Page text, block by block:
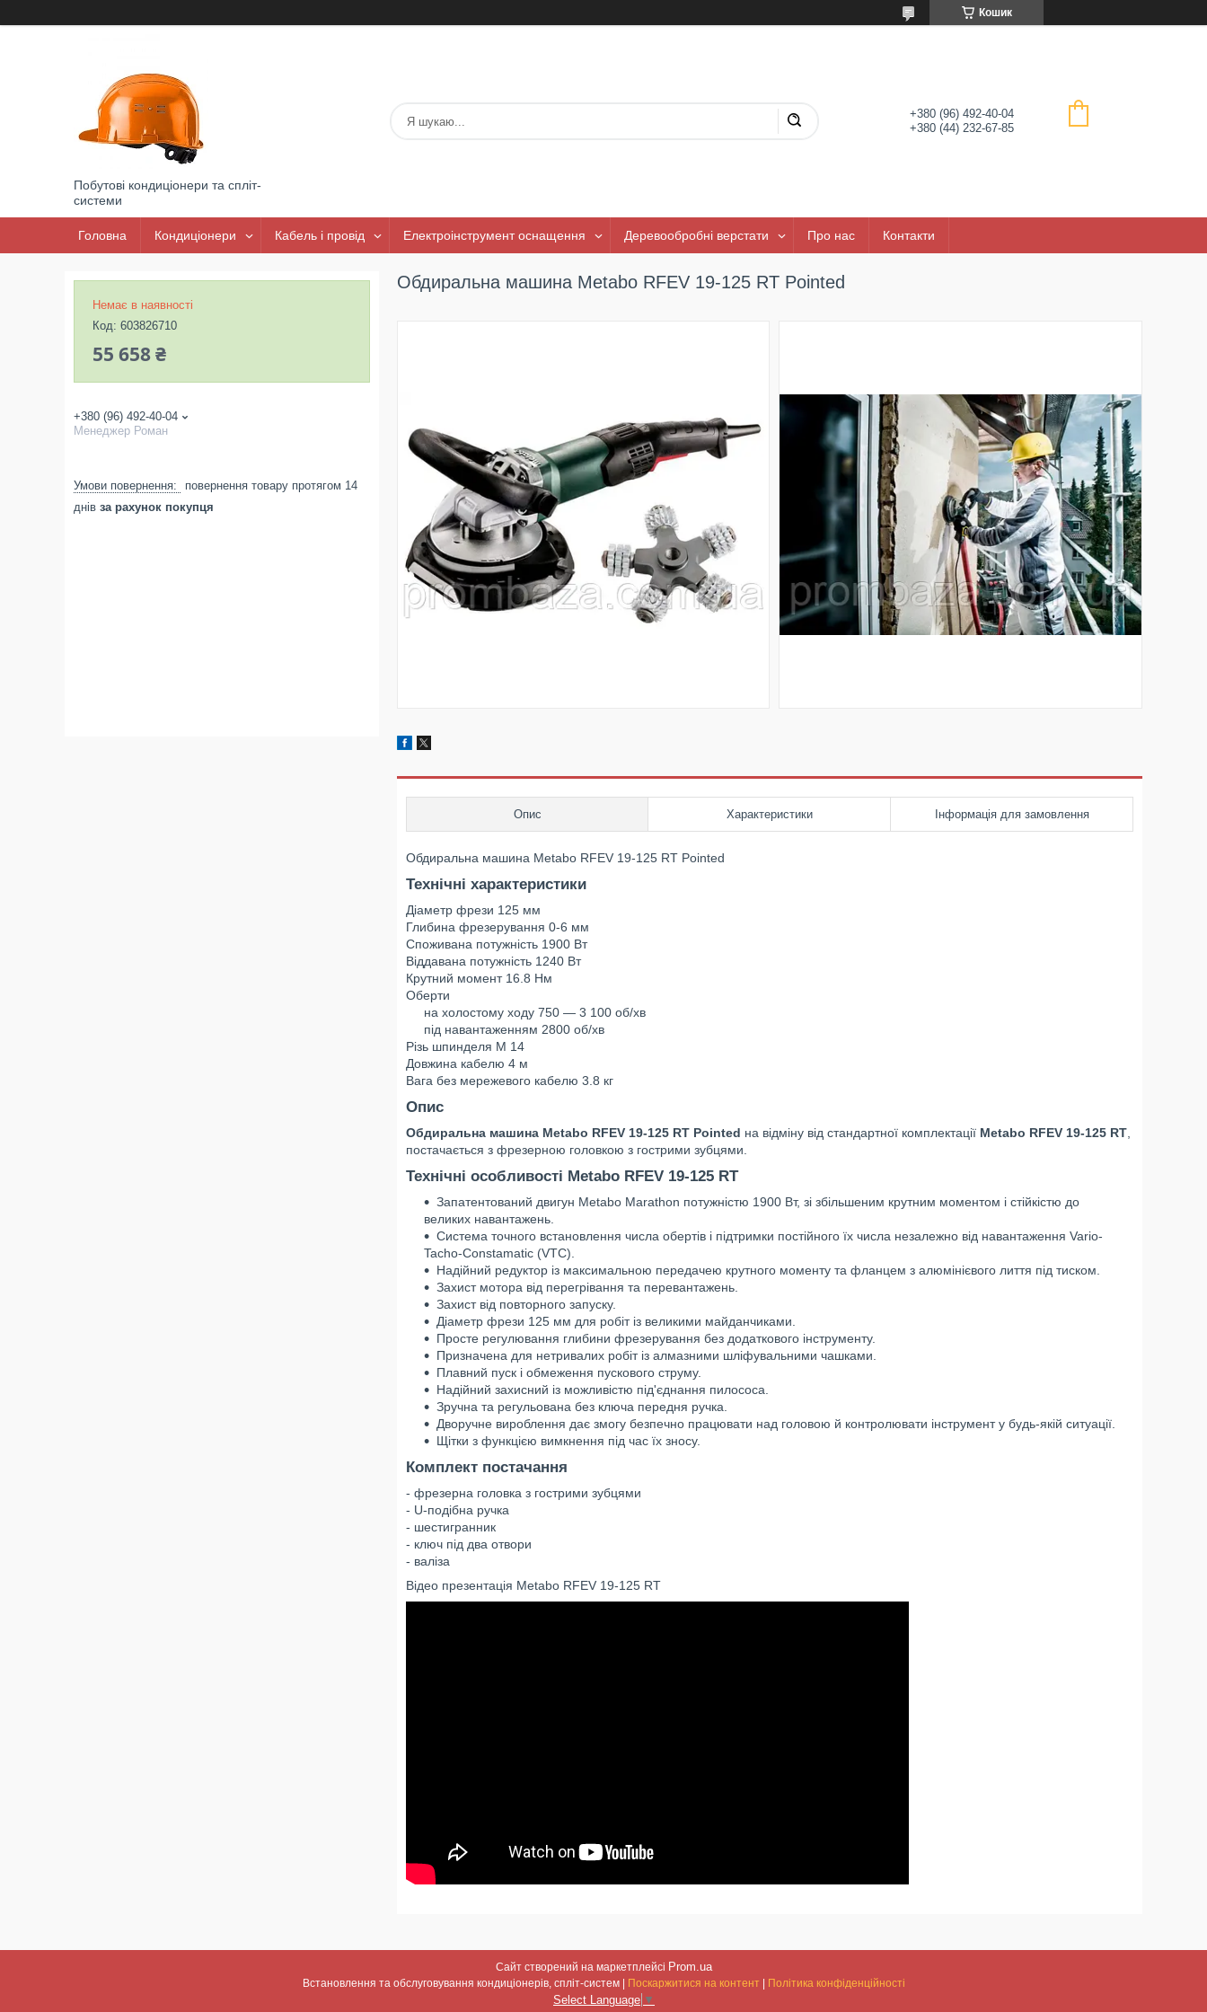
Кошик
Побутові кондиціонери та спліт-
системи
+380 (96) 492-40-04
+380 (44) 232-67-85
Головна Кондиціонери Кабель і провід Електроінструмент оснащення Деревообробні верстати Про нас Контакти
Обдиральна машина Metabo RFEV 19-125 RT Pointed
Опис Характеристики Інформація для замовлення
Обдиральна машина Metabo RFEV 19-125 RT Pointed
Технічні характеристики
Діаметр фрези 125 мм
Глибина фрезерування 0-6 мм
Споживана потужність 1900 Вт
Віддавана потужність 1240 Вт
Крутний момент 16.8 Нм
Оберти
на холостому ходу 750 — 3 100 об/хв
під навантаженням 2800 об/хв
Різь шпинделя M 14
Довжина кабелю 4 м
Вага без мережевого кабелю 3.8 кг
Опис
Обдиральна машина Metabo RFEV 19-125 RT Pointed на відміну від стандартної комплектації Metabo RFEV 19-125 RT
постачається з фрезерною головкою з гострими зубцями.
Технічні особливості Metabo RFEV 19-125 RT
Запатентований двигун Metabo Marathon потужністю 1900 Вт, зі збільшеним крутним моментом і стійкістю до
великих навантажень.
Система точного встановлення числа обертів і підтримки постійного їх числа незалежно від навантаження Vario-
Tacho-Constamatic (VTC).
Надійний редуктор із максимальною передачею крутного моменту та фланцем з алюмінієвого лиття під тиском.
Захист мотора від перегрівання та перевантажень.
Захист від повторного запуску.
Діаметр фрези 125 мм для робіт із великими майданчиками.
Просте регулювання глибини фрезерування без додаткового інструменту.
Призначена для нетривалих робіт із алмазними шліфувальними чашками.
Плавний пуск і обмеження пускового струму.
Надійний захисний із можливістю під'єднання пилососа.
Зручна та регульована без ключа передня ручка.
Дворучне вироблення дає змогу безпечно працювати над головою й контролювати інструмент у будь-якій ситуації.
Щітки з функцією вимкнення під час їх зносу.
Комплект постачання
- фрезерна головка з гострими зубцями
- U-подібна ручка
- шестигранник
- ключ під два отвори
- валіза
Відео презентація Metabo RFEV 19-125 RT
Немає в наявності
Код: 603826710
55 658 ₴
+380 (96) 492-40-04
Менеджер Роман
повернення товару протягом 14
днів за рахунок покупця
Сайт створений на маркетплейсі Prom.ua
Поскаржитися на контент Політика конфіденційності
Select Language ▼